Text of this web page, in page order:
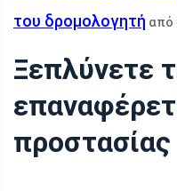
του δρομολογητή από
Ξεπλύνετε
προστασίας